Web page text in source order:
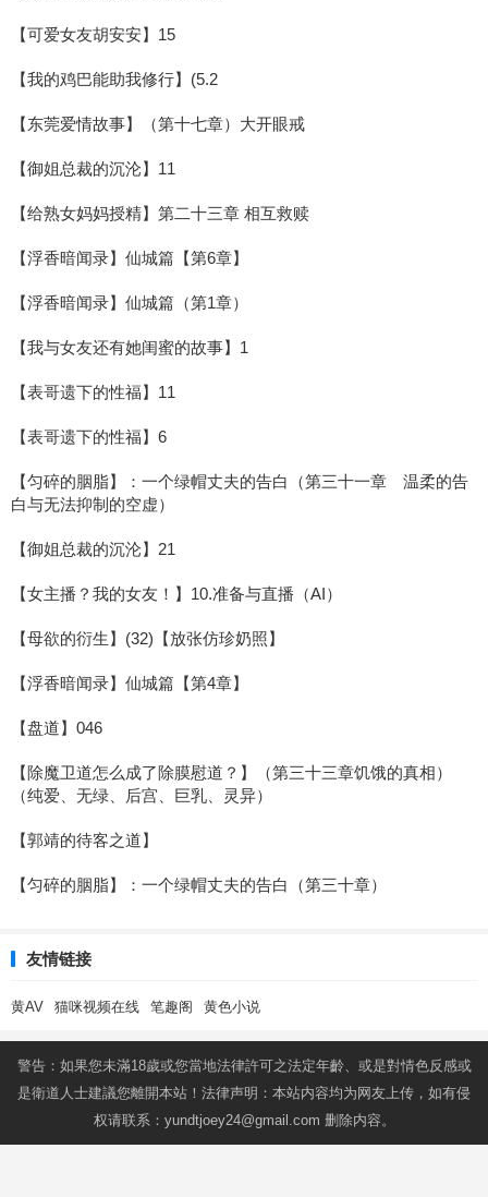
【可爱女友胡安安】15
【我的鸡巴能助我修行】(5.2
【东莞爱情故事】（第十七章）大开眼戒
【御姐总裁的沉沦】11
【给熟女妈妈授精】第二十三章 相互救赎
【浮香暗闻录】仙城篇【第6章】
【浮香暗闻录】仙城篇（第1章）
【我与女友还有她闺蜜的故事】1
【表哥遗下的性福】11
【表哥遗下的性福】6
【匀碎的胭脂】：一个绿帽丈夫的告白（第三十一章 温柔的告
白与无法抑制的空虚）
【御姐总裁的沉沦】21
【女主播？我的女友！】10.准备与直播（AI）
【母欲的衍生】(32)【放张仿珍奶照】
【浮香暗闻录】仙城篇【第4章】
【盘道】046
【除魔卫道怎么成了除膜慰道？】（第三十三章饥饿的真相）
（纯爱、无绿、后宫、巨乳、灵异）
【郭靖的待客之道】
【匀碎的胭脂】：一个绿帽丈夫的告白（第三十章）
友情链接
黄AV 猫咪视频在线 笔趣阁 黄色小说
警告：如果您未滿18歲或您當地法律許可之法定年齡、或是對情色反感或
是衛道人士建議您離開本站！法律声明：本站内容均为网友上传，如有侵
权请联系： yundtjoey24@gmail.com 删除内容。